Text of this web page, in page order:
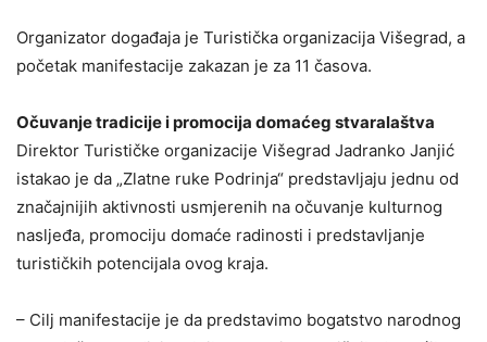
Organizator događaja je Turistička organizacija Višegrad, a
početak manifestacije zakazan je za 11 časova.
Očuvanje tradicije i promocija domaćeg stvaralaštva
Direktor Turističke organizacije Višegrad Jadranko Janjić
istakao je da „Zlatne ruke Podrinja“ predstavljaju jednu od
značajnijih aktivnosti usmjerenih na očuvanje kulturnog
nasljeđa, promociju domaće radinosti i predstavljanje
turističkih potencijala ovog kraja.
– Cilj manifestacije je da predstavimo bogatstvo narodnog